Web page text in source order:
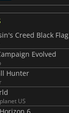
Creed Black
Evolved
Hunter
US